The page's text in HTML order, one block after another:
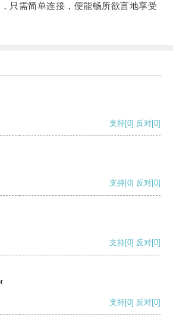
需简单连接，便能畅所欲言地享受
支持[0] 反对[0]
支持[0] 反对[0]
支持[0] 反对[0]
支持[0] 反对[0]